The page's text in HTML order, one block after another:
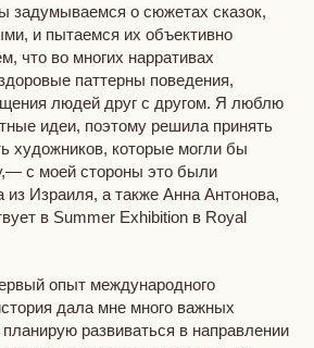
задумываемся о сюжетах сказок,
и пытаемся их объективно
что во многих нарративах
паттерны поведения,
людей друг с другом. Я люблю
идеи, поэтому решила принять
художников, которые могли бы
с моей стороны это были
из Израиля, а также Анна Антонова,
в Summer Exhibition в Royal
опыт международного
дала мне много важных
развиваться в направлении